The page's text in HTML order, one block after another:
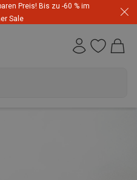
Preis! Bis zu -60 % im
Sale